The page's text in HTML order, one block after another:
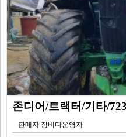
존디어/트랙터/기타/
판매자 장비다운영자